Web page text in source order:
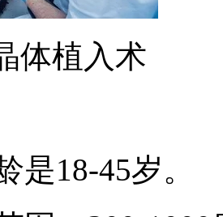
体植入术
是18-45岁。